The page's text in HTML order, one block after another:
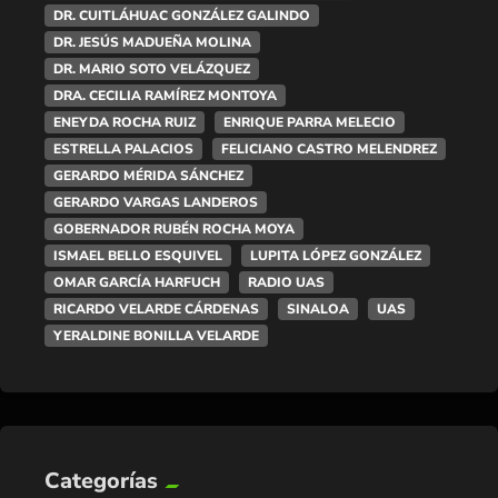
DR. CUITLÁHUAC GONZÁLEZ GALINDO
DR. JESÚS MADUEÑA MOLINA
DR. MARIO SOTO VELÁZQUEZ
DRA. CECILIA RAMÍREZ MONTOYA
ENEYDA ROCHA RUIZ
ENRIQUE PARRA MELECIO
ESTRELLA PALACIOS
FELICIANO CASTRO MELENDREZ
GERARDO MÉRIDA SÁNCHEZ
GERARDO VARGAS LANDEROS
GOBERNADOR RUBÉN ROCHA MOYA
ISMAEL BELLO ESQUIVEL
LUPITA LÓPEZ GONZÁLEZ
OMAR GARCÍA HARFUCH
RADIO UAS
RICARDO VELARDE CÁRDENAS
SINALOA
UAS
YERALDINE BONILLA VELARDE
Categorías